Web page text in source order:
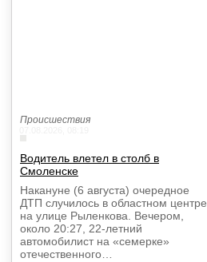
Происшествия
Водитель влетел в столб в
Смоленске
Накануне (6 августа) очередное
ДТП случилось в областном центре
на улице Рыленкова. Вечером,
около 20:27, 22-летний
автомобилист на «семерке»
отечественного…